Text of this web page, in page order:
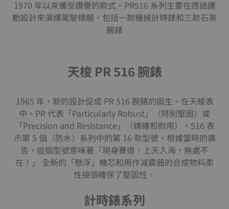
1970 年以來備受讚譽的款式。PR516 系列主要在透過運
動設計來演繹駕駛精髓，包括一款機械計時錶和三款石英
腕錶
天梭 PR 516 腕錶
1965 年，新的設計促成 PR 516 腕錶的誕生。在天梭表
中，PR 代表「Particularly Robust」（特別堅固）或
「Precision and Resistance」（精確和耐用）。516 表
示第 5 個（防水）系列中的第 16 款型號。根據當時的廣
告，這個型號意味著「現身賽道，上天入海，無處不
在！」 全新的「懸浮」機芯和用作減震器的合成物料柔
性接頭確保了堅固性。
計時錶系列